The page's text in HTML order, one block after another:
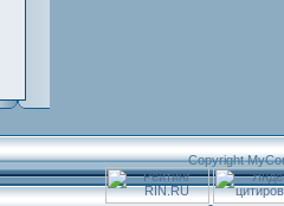
Copyright